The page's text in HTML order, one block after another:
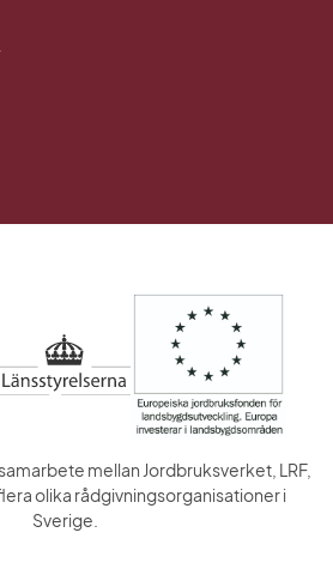
annan webbplats.
mellan Jordbruksverket, LRF,
olika rådgivningsorganisationer i
Sverige.